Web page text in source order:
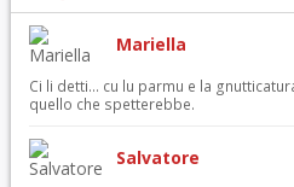
Mariella
Ci li detti… cu lu parmu e la
quello che spetterebbe.
Salvatore